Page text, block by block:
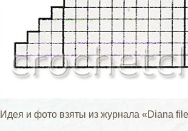
Идея и фото взяты из журнала «Diana